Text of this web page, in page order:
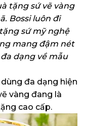
tặng sứ vẽ vàng
Bossiluôn đi
sứ mỹ nghệ
mang đậm nét
dạng về mẫu
đa dạng hiện
vàng đang là
cao cấp.